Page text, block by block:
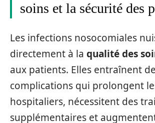
soins et la sécurité des
Les infections nosocomiales
directement à la qualité des
aux patients. Elles entraînent
complications qui prolongent
hospitaliers, nécessitent des
supplémentaires et